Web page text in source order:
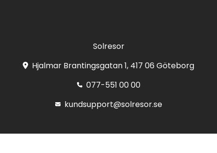
Solresor
Hjalmar Brantingsgatan 1, 417 06 Göteborg
077-551 00 00
kundsupport@solresor.se